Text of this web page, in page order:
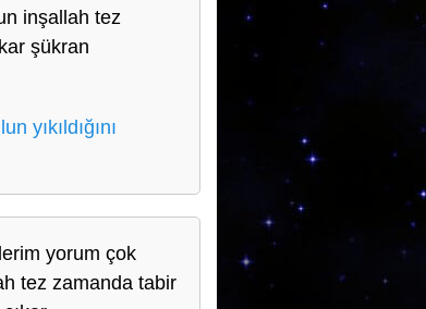
inşallah tez
şükran
yıkıldığını
yorum çok
tez zamanda tabir